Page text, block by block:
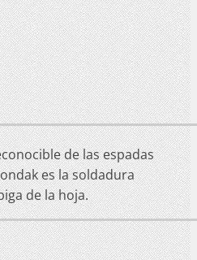
de las espadas
es la soldadura
de la hoja.